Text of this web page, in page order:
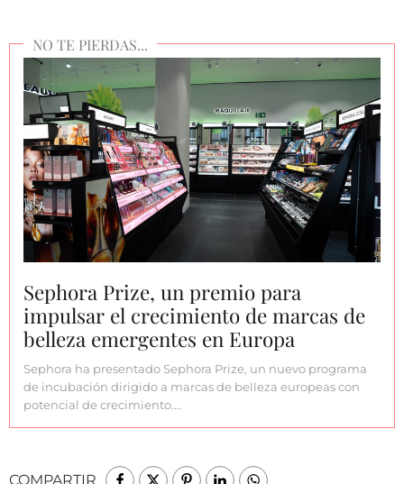
Sephora Prize, un premio para
impulsar el crecimiento de marcas de
belleza emergentes en Europa
Sephora ha presentado Sephora Prize, un nuevo programa
de incubación dirigido a marcas de belleza europeas con
potencial de crecimiento.…
COMPARTIR